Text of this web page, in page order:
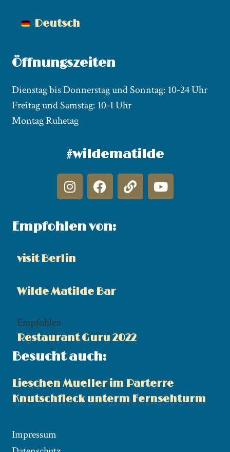
Deutsch
Öffnungszeiten
Dienstag bis Donnerstag und Sonntag: 10-24 Uhr
Freitag und Samstag: 10-1 Uhr
Montag Ruhetag
#wildematilde
Empfohlen von:
visit Berlin
Wilde Matilde Bar
Empfohlen
Restaurant Guru 2022
Besucht auch:
Lieschen Mueller im Parterre
Knutschfleck unterm Fernsehturm
Impressum